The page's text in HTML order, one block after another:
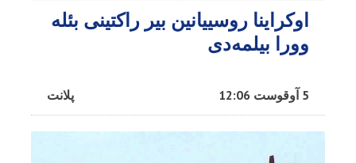
اوکراینا روسییانین بیر راکتینی بئله
وورا بیلمه‌دی
پلانت 5 آوقوست 12:06